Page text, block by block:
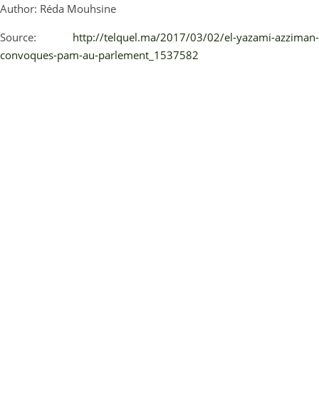
Author: Réda Mouhsine
Source: http://telquel.ma/2017/03/02/el-yazami-azziman-
convoques-pam-au-parlement_1537582